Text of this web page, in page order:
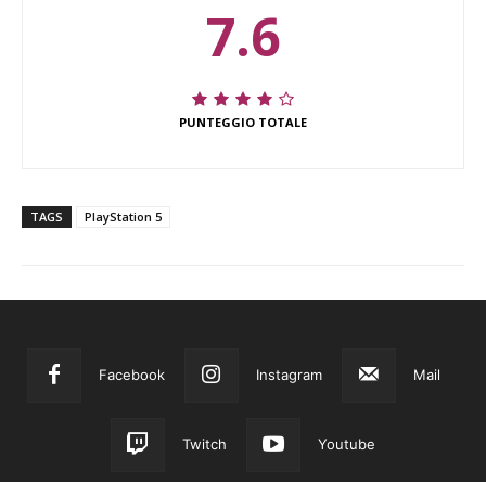
7.6
PUNTEGGIO TOTALE
TAGS PlayStation 5
Facebook Instagram Mail
Twitch Youtube